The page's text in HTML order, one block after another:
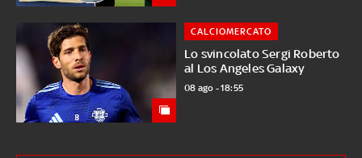
Lo svincolato Sergi Roberto
al Los Angeles Galaxy
CALCIOMERCATO
08 ago - 18:55